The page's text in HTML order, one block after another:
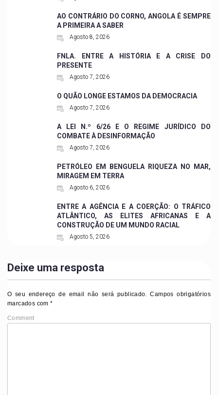
AO CONTRÁRIO DO CORNO, ANGOLA É SEMPRE
A PRIMEIRA A SABER
Agosto 8, 2026
FNLA. ENTRE A HISTÓRIA E A CRISE DO
PRESENTE
Agosto 7, 2026
O QUÃO LONGE ESTAMOS DA DEMOCRACIA
Agosto 7, 2026
A LEI N.º 6/26 E O REGIME JURÍDICO DO
COMBATE À DESINFORMAÇÃO
Agosto 7, 2026
PETRÓLEO EM BENGUELA RIQUEZA NO MAR,
MIRAGEM EM TERRA
Agosto 6, 2026
ENTRE A AGÊNCIA E A COERÇÃO: O TRÁFICO
ATLÂNTICO, AS ELITES AFRICANAS E A
CONSTRUÇÃO DE UM MUNDO RACIAL
Agosto 5, 2026
Deixe uma resposta
O seu endereço de email não será publicado. Campos obrigatórios
marcados com*
Comment